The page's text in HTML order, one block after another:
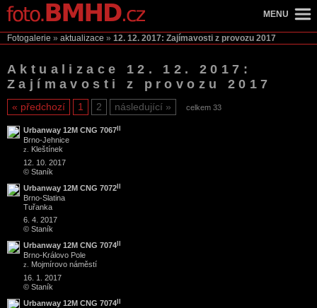
Fotogalerie » aktualizace » 12. 12. 2017: Zajímavosti z provozu 2017
Aktualizace 12. 12. 2017:
Zajímavosti z provozu 2017
předchozí 1 2 následující celkem 33
Urbanway 12M CNG 7067
Brno-Jehnice
z. Kleštínek
12. 10. 2017
© Staník
Urbanway 12M CNG 7072
Brno-Slatina
Tuřanka
6. 4. 2017
© Staník
Urbanway 12M CNG 7074
Brno-Královo Pole
z. Mojmírovo náměstí
16. 1. 2017
© Staník
Urbanway 12M CNG 7074
MENU